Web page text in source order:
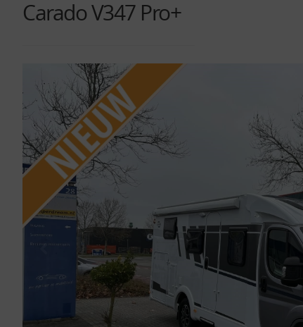
Carado V347 Pro+